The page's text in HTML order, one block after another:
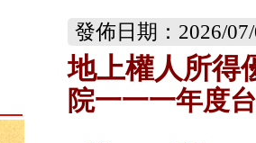
發佈日期：2026/
地上權人所得
院一一一年度